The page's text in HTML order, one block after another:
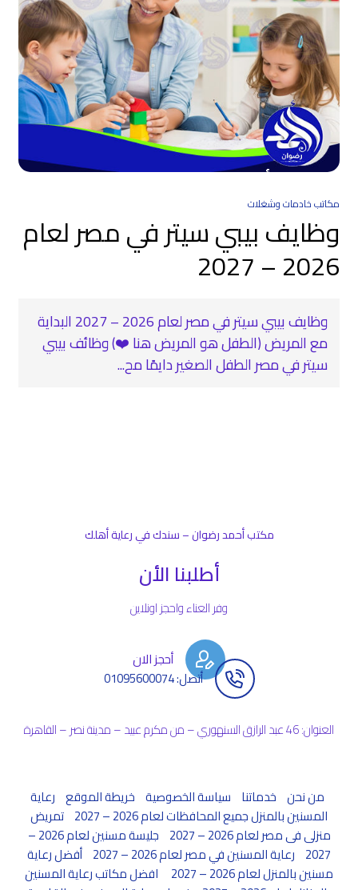
مكاتب خادمات وشغلات
وظايف بيبي سيتر في مصر لعام
2026 – 2027
وظايف بيبي سيتر في مصر لعام 2026 – 2027 البداية
مع المريض (الطفل هو المريض هنا ❤️) وظائف بيبي
سيتر في مصر الطفل الصغير دايمًا مح...
مكتب أحمد رضوان – سندك في رعاية أهلك
أطلبنا الأن
وفر العناء واحجز اونلاين
أحجز الان
أتصل: 01095600074
العنوان: 46 عبد الرازق السنهوري – من مكرم عبيد – مدينة نصر – القاهرة
من نحن خدماتنا سياسة الخصوصية خريطة الموقع رعاية
المسنين بالمنزل جميع المحافظات لعام 2026 – 2027
تمريض
منزلى فى مصر لعام 2026 – 2027
جليسة مسنين لعام 2026 –
2027 رعاية المسنين في مصر لعام 2026 – 2027
أفضل رعاية
مسنين بالمنزل لعام 2026 – 2027
افضل مكاتب رعاية المسنين